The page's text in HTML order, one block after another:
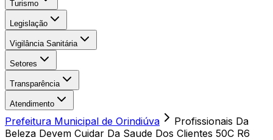
Turismo
Legislação
Vigilância Sanitária
Setores
Transparência
Atendimento
Prefeitura Municipal de Orindiúva
Profissionais Da
Beleza Devem Cuidar Da Saude Dos Clientes 50C R6